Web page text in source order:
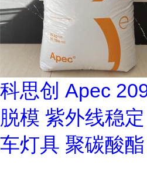
科思创 Apec
脱模 紫外线稳
车灯具 聚碳酸酯